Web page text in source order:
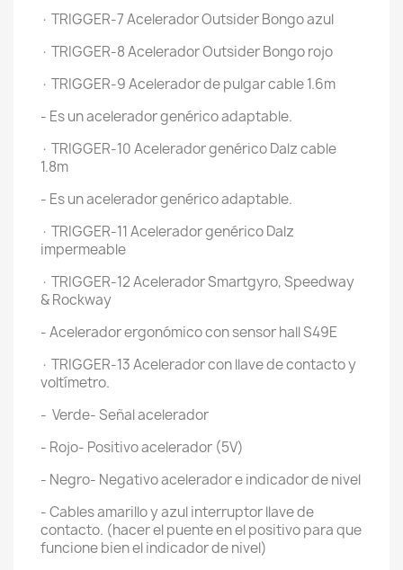
· TRIGGER-7 Acelerador Outsider Bongo azul
· TRIGGER-8 Acelerador Outsider Bongo rojo
· TRIGGER-9 Acelerador de pulgar cable 1.6m
- Es un acelerador genérico adaptable.
· TRIGGER-10 Acelerador genérico Dalz cable
1.8m
- Es un acelerador genérico adaptable.
· TRIGGER-11 Acelerador genérico Dalz
impermeable
· TRIGGER-12 Acelerador Smartgyro, Speedway
& Rockway
- Acelerador ergonómico con sensor hall S49E
· TRIGGER-13 Acelerador con llave de contacto y
voltímetro.
- Verde- Señal acelerador
- Rojo- Positivo acelerador (5V)
- Negro- Negativo acelerador e indicador de nivel
- Cables amarillo y azul interruptor llave de
contacto. (hacer el puente en el positivo para que
funcione bien el indicador de nivel)